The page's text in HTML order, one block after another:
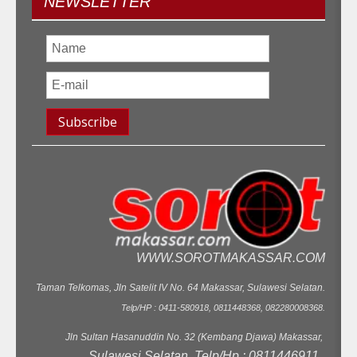
WWW.SOROTMAKASSAR.COM
Taman Telkomas, Jln Satelit IV No. 64 Makassar, Sulawesi Selatan.
Telp/HP : 0411-580918, 0811448368, 082280008368.
Jln Sultan Hasanuddin No. 32 (Kembang Djawa) Makassar,